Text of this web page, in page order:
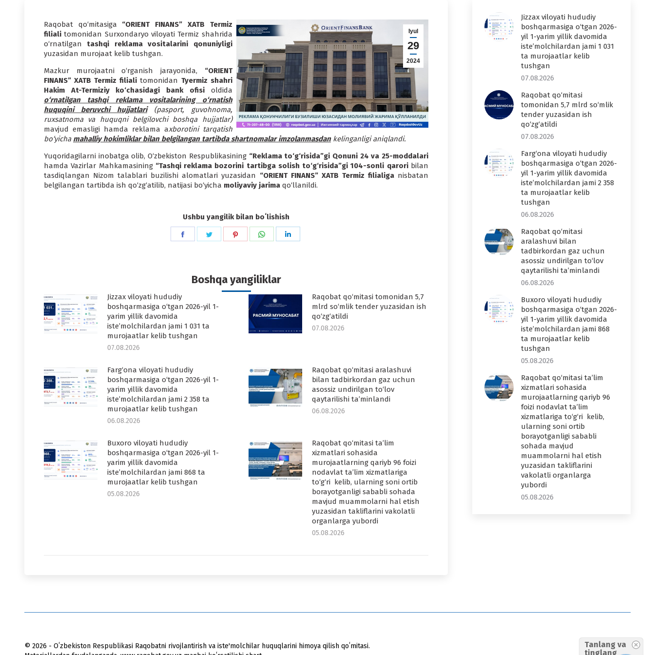
Iyul
29
2024
Raqobat qo‘mitasiga “ORIENT FINANS” XATB
Termiz
filiali tomonidan Surxondaryo viloyati Termiz shahrida
o‘rnatilgan tashqi reklama vositalarini qonuniyligi
yuzasidan murojaat kelib tushgan.
Mazkur murojaatni o‘rganish jarayonida, “ORIENT
FINANS” XATB Termiz filiali tomonidan Tyermiz shahri
Hakim At-Termiziy ko‘chasidagi bank ofisioldida
o‘rnatilgan tashqi reklama vositalarining o‘rnatish
huquqini beruvchi hujjatlari
(pasport, guvohnoma,
ruxsatnoma va huquqni belgilovchi boshqa hujjatlar)
mavjud emasligi hamda reklama axborotini tarqatish
bo‘yicha mahalliy hokimliklar bilan belgilangan tartibda shartnomalar imzolanmasdankelinganligi aniqlandi.
Yuqoridagilarni inobatga olib, O‘zbekiston Respublikasining“Reklama to‘g‘risida”gi Qonuni 24 va 25-moddalari
hamda Vazirlar Mahkamasining “Tashqi reklama bozorini tartibga solish to‘g‘risida”gi 104-sonli qaroribilan
tasdiqlangan Nizom talablari buzilishi alomatlari yuzasidan “ORIENT FINANS” XATB Termiz filialiganisbatan
belgilangan tartibda ish qo‘zg‘atilib, natijasi bo‘yicha moliyaviy jarima qo‘llanildi.
Ushbu yangilik bilan boʻlishish
Share
Share
Share
Share
Boshqa yangiliklar
Jizzax viloyati hududiy
boshqarmasiga o‘tgan 2026-yil 1-
yarim yillik davomida
iste’molchilardan jami 1 031 ta
murojaatlar kelib tushgan
07.08.2026
Raqobat qo‘mitasi tomonidan 5,7
mlrd so‘mlik tender yuzasidan ish
qo‘zg‘atildi
07.08.2026
Farg‘ona viloyati hududiy
boshqarmasiga o‘tgan 2026-yil 1-
yarim yillik davomida
iste’molchilardan jami 2 358 ta
murojaatlar kelib tushgan
06.08.2026
Raqobat qo‘mitasi aralashuvi
bilan tadbirkordan gaz uchun
asossiz undirilgan to‘lov
qaytarilishi ta’minlandi
06.08.2026
Buxoro viloyati hududiy
boshqarmasiga o‘tgan 2026-yil 1-
yarim yillik davomida
iste’molchilardan jami 868 ta
murojaatlar kelib tushgan
05.08.2026
Raqobat qo‘mitasi ta’lim
xizmatlari sohasida
murojaatlarning qariyb 96 foizi
nodavlat ta’lim xizmatlariga
to‘g‘ri kelib, ularning soni ortib
borayotganligi sababli sohada
mavjud muammolarni hal etish
yuzasidan takliflarini vakolatli
organlarga yubordi
05.08.2026
Jizzax viloyati hududiy
boshqarmasiga o‘tgan 2026-
yil 1-yarim yillik davomida
iste’molchilardan jami 1 031
ta murojaatlar kelib
tushgan
07.08.2026
Raqobat qo‘mitasi
tomonidan 5,7 mlrd so‘mlik
tender yuzasidan ish
qo‘zg‘atildi
07.08.2026
Farg‘ona viloyati hududiy
boshqarmasiga o‘tgan 2026-
yil 1-yarim yillik davomida
iste’molchilardan jami 2 358
ta murojaatlar kelib
tushgan
06.08.2026
Raqobat qo‘mitasi
aralashuvi bilan
tadbirkordan gaz uchun
asossiz undirilgan to‘lov
qaytarilishi ta’minlandi
06.08.2026
Buxoro viloyati hududiy
boshqarmasiga o‘tgan 2026-
yil 1-yarim yillik davomida
iste’molchilardan jami 868
ta murojaatlar kelib
tushgan
05.08.2026
Raqobat qo‘mitasi ta’lim
xizmatlari sohasida
murojaatlarning qariyb 96
foizi nodavlat ta’lim
xizmatlariga to‘g‘ri kelib,
ularning soni ortib
borayotganligi sababli
sohada mavjud
muammolarni hal etish
yuzasidan takliflarini
vakolatli organlarga
yubordi
05.08.2026
© 2026 - Oʻzbekiston Respublikasi Raqobatni rivojlantirish va iste'molchilar huquqlarini himoya qilish qoʻmitasi.
Tanlang va
tinglang